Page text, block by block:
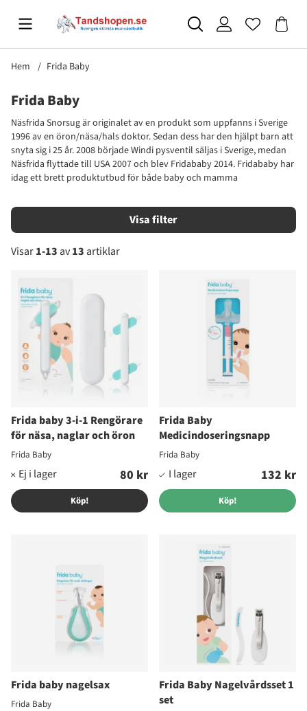
Hem Frida Baby
Frida Baby
Näsfrida Snorsug är originalet av en produkt som uppfanns i Sverige
1996 av en öron/näsa/hals doktor. Sedan dess har den hjälpt barn att
snyta sig i 25 år. 2008 började Windi pysventil säljas i Sverige, medan
Näsfrida flyttade till USA 2007 och blev Fridababy 2014. Fridababy har
idag ett brett produktutbud för både baby och mamma
Filtrera
Visar1-13 av13 artiklar
Frida baby 3-i-1 Rengörare
för näsa, naglar och öron
Frida Baby
80 kr
Köp!
Frida Baby
Medicindoseringsnapp
Frida Baby
132 kr
Köp!
Frida baby nagelsax
Frida Baby
Frida Baby Nagelvårdsset 1
set